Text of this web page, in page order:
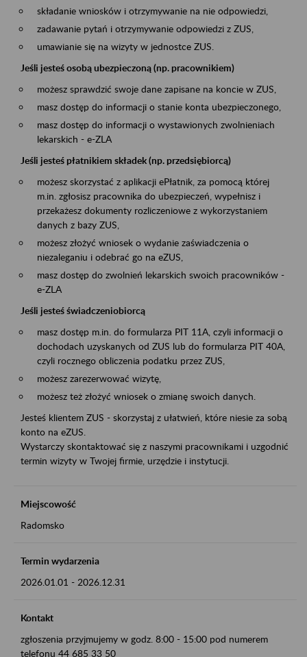
składanie wniosków i otrzymywanie na nie odpowiedzi,
zadawanie pytań i otrzymywanie odpowiedzi z ZUS,
umawianie się na wizyty w jednostce ZUS.
Jeśli jesteś osobą ubezpieczoną (np. pracownikiem)
możesz sprawdzić swoje dane zapisane na koncie w ZUS,
masz dostęp do informacji o stanie konta ubezpieczonego,
masz dostęp do informacji o wystawionych zwolnieniach
lekarskich - e-ZLA
Jeśli jesteś płatnikiem składek (np. przedsiębiorcą)
możesz skorzystać z aplikacji ePłatnik, za pomocą której
m.in. zgłosisz pracownika do ubezpieczeń, wypełnisz i
przekażesz dokumenty rozliczeniowe z wykorzystaniem
danych z bazy ZUS,
możesz złożyć wniosek o wydanie zaświadczenia o
niezaleganiu i odebrać go na eZUS,
masz dostęp do zwolnień lekarskich swoich pracowników -
e-ZLA
Jeśli jesteś świadczeniobiorcą
masz dostęp m.in. do formularza PIT 11A, czyli informacji o
dochodach uzyskanych od ZUS lub do formularza PIT 40A,
czyli rocznego obliczenia podatku przez ZUS,
możesz zarezerwować wizytę,
możesz też złożyć wniosek o zmianę swoich danych.
Jesteś klientem ZUS - skorzystaj z ułatwień, które niesie za sobą
konto na eZUS.
Wystarczy skontaktować się z naszymi pracownikami i uzgodnić
termin wizyty w Twojej firmie, urzędzie i instytucji.
Miejscowość
Radomsko
Termin wydarzenia
2026.01.01 - 2026.12.31
Kontakt
zgłoszenia przyjmujemy w godz. 8:00 - 15:00 pod numerem
telefonu 44 685 33 50